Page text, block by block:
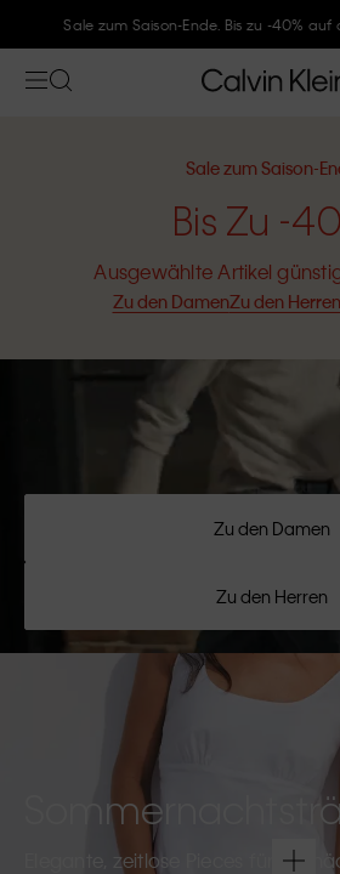
Folge Calvin Klein und
Sale zum Saison-
Bis Zu -
Ausgewählte Artikel
Zu den DamenZu den Herren
Zu den Damen
Zu den Herren
Elegante, zeitlose Pieces für die